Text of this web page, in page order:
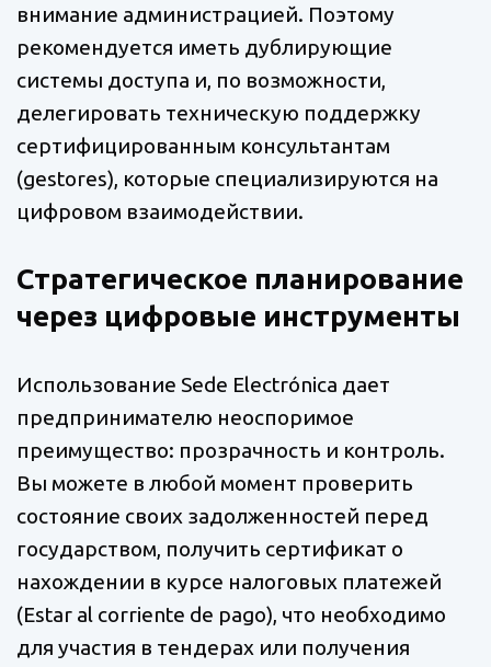
внимание администрацией. Поэтому
рекомендуется иметь дублирующие
системы доступа и, по возможности,
делегировать техническую поддержку
сертифицированным консультантам
(gestores), которые специализируются на
цифровом взаимодействии.
Стратегическое планирование
через цифровые инструменты
Использование Sede Electrónica дает
предпринимателю неоспоримое
преимущество: прозрачность и контроль.
Вы можете в любой момент проверить
состояние своих задолженностей перед
государством, получить сертификат о
нахождении в курсе налоговых платежей
(Estar al corriente de pago), что необходимо
для участия в тендерах или получения